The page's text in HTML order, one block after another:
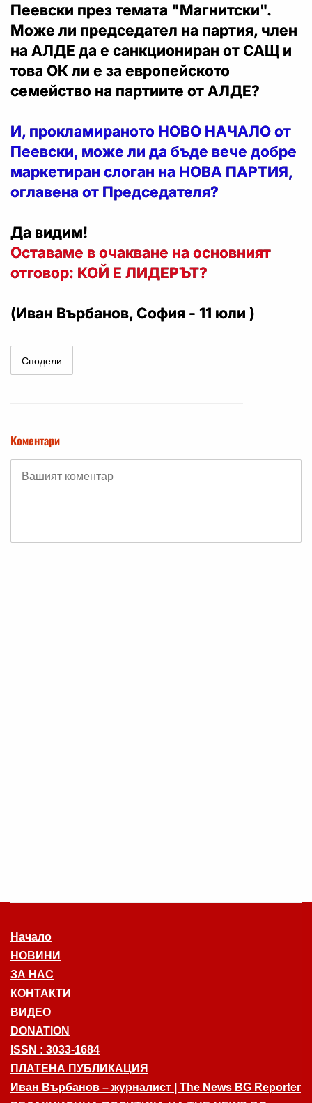
Пеевски през темата "Магнитски".
Може ли председател на партия, член
на АЛДЕ да е санкциониран от САЩ и
това ОК ли е за европейското
семейство на партиите от АЛДЕ?
И, прокламираното НОВО НАЧАЛО от
Пеевски, може ли да бъде вече добре
маркетиран слоган на НОВА ПАРТИЯ,
оглавена от Председателя?
Да видим!
Оставаме в очакване на основният
отговор: КОЙ Е ЛИДЕРЪТ?
(Иван Върбанов, София - 11 юли )
Сподели
Коментари
Начало
НОВИНИ
ЗА НАС
КОНТАКТИ
ВИДЕО
DONATION
ISSN : 3033-1684
ПЛАТЕНА ПУБЛИКАЦИЯ
Иван Върбанов – журналист | The News BG Reporter